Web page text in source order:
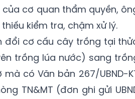
cơ quan thẩm quyền,
kiểm tra, chậm xử lý.
đổi cơ cấu cây trồng tại
trồng lúa nước) sang
có Văn bản 267/UBND-
TN&MT (đơn ghi gửi